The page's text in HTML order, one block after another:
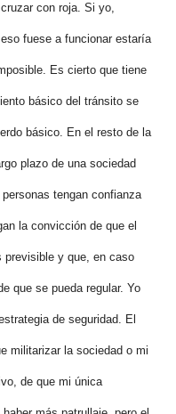
con roja. Si yo,
fuese a funcionar estaría
Es cierto que tiene
básico del tránsito se
básico. En el resto de la
plazo de una sociedad
tengan confianza
la convicción de que el
previsible y que, en caso
que se pueda regular. Yo
de seguridad. El
militarizar la sociedad o mi
de que mi única